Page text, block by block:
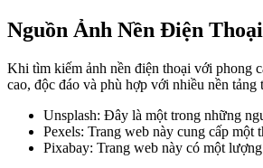
Nguồn Ảnh Nền Điện
Khi tìm kiếm ảnh nền điện thoại với phong
cao, độc đáo và phù hợp với nhiều nền tảng
Unsplash: Đây là một trong những
Pexels: Trang web này cung cấp một
Pixabay: Trang web này có một